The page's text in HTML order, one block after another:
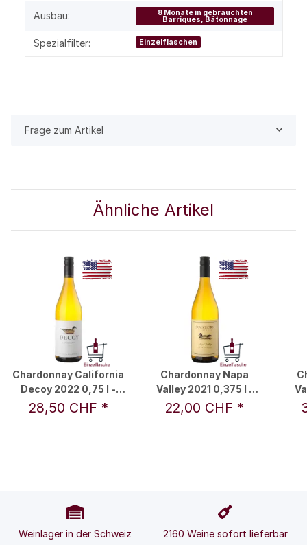
Ausbau: 8 Monate in gebrauchten
Barriques, Bâtonnage
Spezialfilter: Einzelflaschen
Frage zum Artikel
Ähnliche Artikel
Chardonnay California
Decoy 2022 0,75 l -
Duckhorn Vineyards
28,50 CHF *
Chardonnay Napa
Valley 2021 0,375 l -
Duckhorn Vineyards
22,00 CHF *
Weinlager in der Schweiz 2160 Weine sofort lieferbar